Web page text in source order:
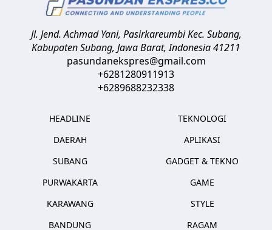
Jl. Jend. Achmad Yani, Pasirkareumbi Kec. Subang,
Kabupaten Subang, Jawa Barat,Indonesia41211
pasundanekspres@gmail.com
+6281280911913
+6289688232338
HEADLINE
DAERAH
SUBANG
PURWAKARTA
KARAWANG
BANDUNG
TEKNOLOGI
APLIKASI
GADGET & TEKNO
GAME
STYLE
RAGAM